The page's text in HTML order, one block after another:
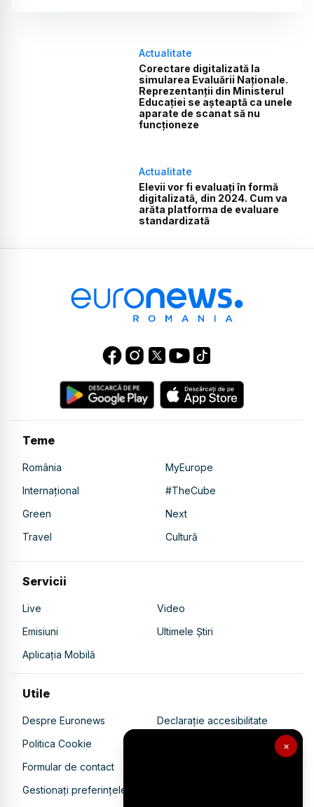
×
Actualitate
Corectare digitalizată la
simularea Evaluării Naționale.
Reprezentanții din Ministerul
Educației se așteaptă ca unele
aparate de scanat să nu
funcționeze
Actualitate
Elevii vor fi evaluați în formă
digitalizată, din 2024. Cum va
arăta platforma de evaluare
standardizată
Teme
România
MyEurope
Internațional
#TheCube
Green
Next
Travel
Cultură
Servicii
Live
Video
Emisiuni
Ultimele Știri
Aplicația Mobilă
Utile
Despre Euronews
Declarație accesibilitate
Politica Cookie
Politica de confidențialitate
Formular de contact
Gestionați preferințele